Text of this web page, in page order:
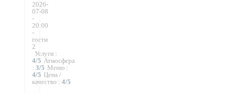
2026-
07-08
-
20:00
-
гости
2
Услуги :
4/5 Атмосфера
: 3/5 Меню :
4/5 Цена /
качество : 4/5